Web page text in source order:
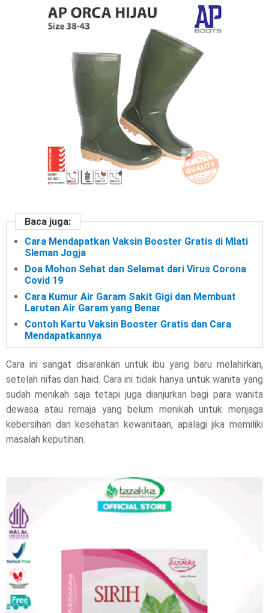
Baca juga:
Cara Mendapatkan Vaksin Booster Gratis di Mlati
Sleman Jogja
Doa Mohon Sehat dan Selamat dari Virus Corona
Covid 19
Cara Kumur Air Garam Sakit Gigi dan Membuat
Larutan Air Garam yang Benar
Contoh Kartu Vaksin Booster Gratis dan Cara
Mendapatkannya
Cara ini sangat disarankan untuk ibu yang baru melahirkan,
setelah nifas dan haid. Cara ini tidak hanya untuk wanita yang
sudah menikah saja tetapi juga dianjurkan bagi para wanita
dewasa atau remaja yang belum menikah untuk menjaga
kebersihan dan kesehatan kewanitaan, apalagi jika memiliki
masalah keputihan.